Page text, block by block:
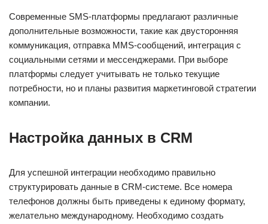
Современные SMS-платформы предлагают различные
дополнительные возможности, такие как двусторонняя
коммуникация, отправка MMS-сообщений, интеграция с
социальными сетями и мессенджерами. При выборе
платформы следует учитывать не только текущие
потребности, но и планы развития маркетинговой стратегии
компании.
Настройка данных в CRM
Для успешной интеграции необходимо правильно
структурировать данные в CRM-системе. Все номера
телефонов должны быть приведены к единому формату,
желательно международному. Необходимо создать